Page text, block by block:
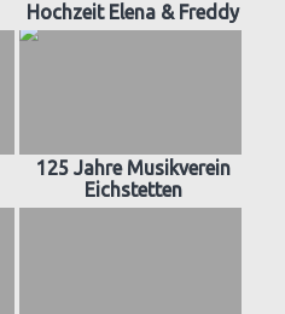
Hochzeit Elena & Freddy
125 Jahre Musikverein
Eichstetten